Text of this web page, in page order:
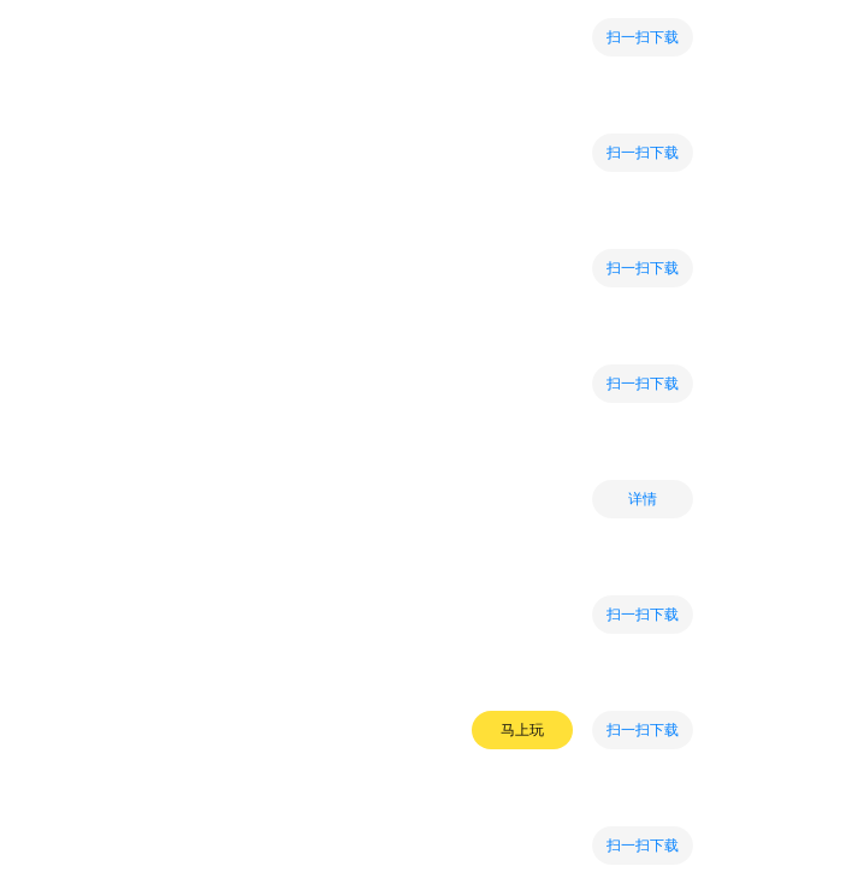
扫一扫下载
扫一扫下载
扫一扫下载
扫一扫下载
详情
扫一扫下载
马上玩 扫一扫下载
扫一扫下载